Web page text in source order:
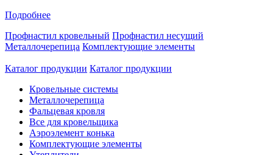
Подробнее
Профнастил кровельный Профнастил несущий
Металлочерепица Комплектующие элементы
Каталог продукции Каталог продукции
Кровельные системы
Металлочерепица
Фальцевая кровля
Все для кровельщика
Аэроэлемент конька
Комплектующие элементы